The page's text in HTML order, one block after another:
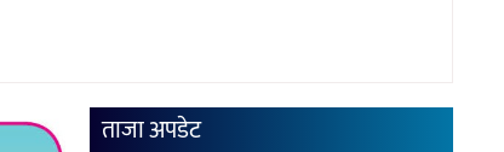
ताजा अपडेट